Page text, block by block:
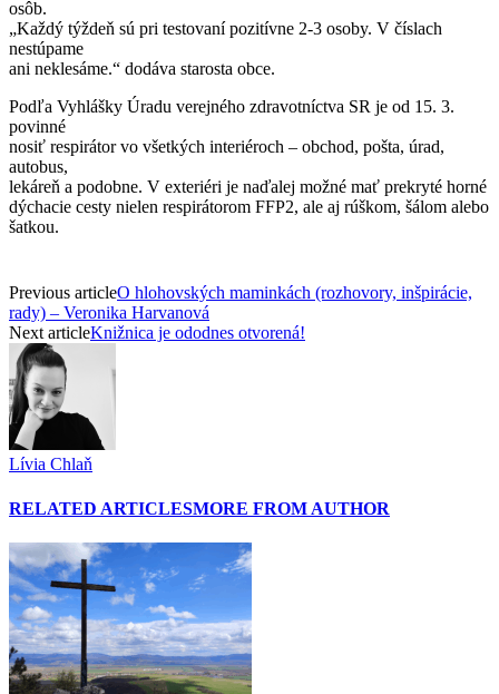
osôb.
„Každý týždeň sú pri testovaní pozitívne 2-3 osoby. V číslach
nestúpame
ani neklesáme.“ dodáva starosta obce.
Podľa Vyhlášky Úradu verejného zdravotníctva SR je od 15. 3.
povinné
nosiť respirátor vo všetkých interiéroch – obchod, pošta, úrad,
autobus,
lekáreň a podobne. V exteriéri je naďalej možné mať prekryté horné
dýchacie cesty nielen respirátorom FFP2, ale aj rúškom, šálom alebo
šatkou.
Previous articleO hlohovských maminkách (rozhovory, inšpirácie,
rady) – Veronika Harvanová
Next articleKnižnica je ododnes otvorená!
Lívia Chlaň
RELATED ARTICLESMORE FROM AUTHOR